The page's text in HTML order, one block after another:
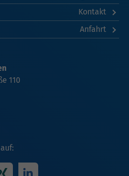
Kontakt
Anfahrt
110